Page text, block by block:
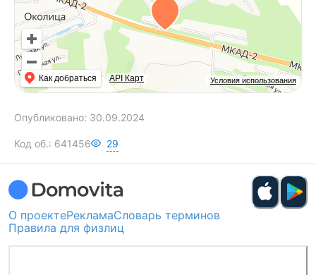
Условия использования
Как добраться API Карт
Опубликовано: 30.09.2024
Код об.: 641456 29
О проектеРекламаСловарь терминов
Правила для физлиц